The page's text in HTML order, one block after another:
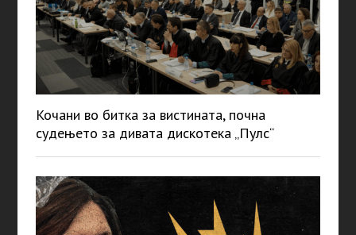
Кочани во битка за вистината, почна
судењето за дивата дискотека „Пулс“